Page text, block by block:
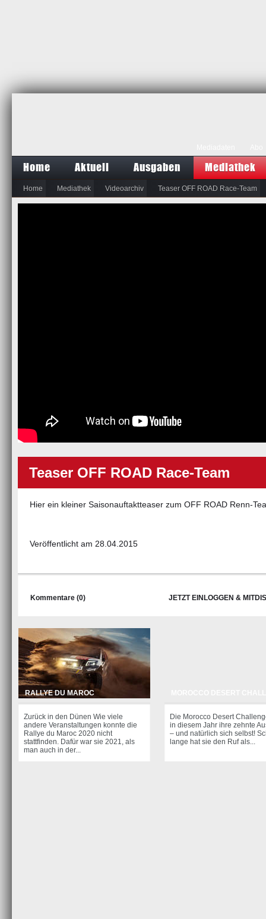
Home Aktuell Ausgaben Mediathek
Home Mediathek Videoarchiv Teaser OFF ROAD Race-Team
Teaser OFF ROAD Race-Team
Hier ein kleiner Saisonauftaktteaser zum OFF ROAD Renn-
Veröffentlicht am 28.04.2015
Kommentare (0) JETZT EINLOGGEN &
RALLYE DU MAROC
Zurück in den Dünen Wie viele
andere Veranstaltungen konnte die
Rallye du Maroc 2020 nicht
stattfinden. Dafür war sie 2021, als
man auch in der...
Die Morocco Desert
in diesem Jahr ihre zehnte
– und natürlich sich selbst!
lange hat sie den Ruf als...